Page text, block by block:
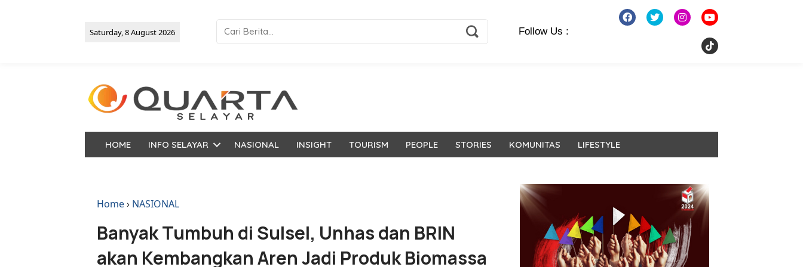
Saturday, 8 August 2026 Follow Us :
HOME INFO SELAYAR NASIONAL INSIGHT TOURISM PEOPLE STORIES KOMUNITAS LIFESTYLE
Home› NASIONAL
Banyak Tumbuh di Sulsel, Unhas dan BRIN
akan Kembangkan Aren Jadi Produk Biomassa